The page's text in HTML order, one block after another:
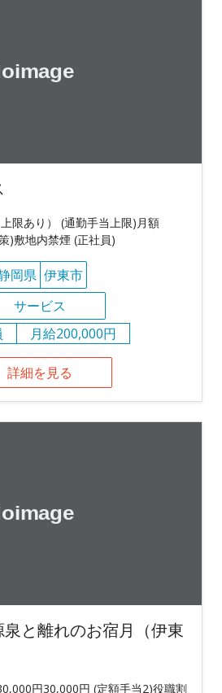
限あり） (通勤手当上限)月額
)敷地内禁煙 (正社員)
岡県 伊東市
サービス
月給200,000円
詳細を見る
と離れのお宿月（伊東
円30,000円 (定額手当2)役職割